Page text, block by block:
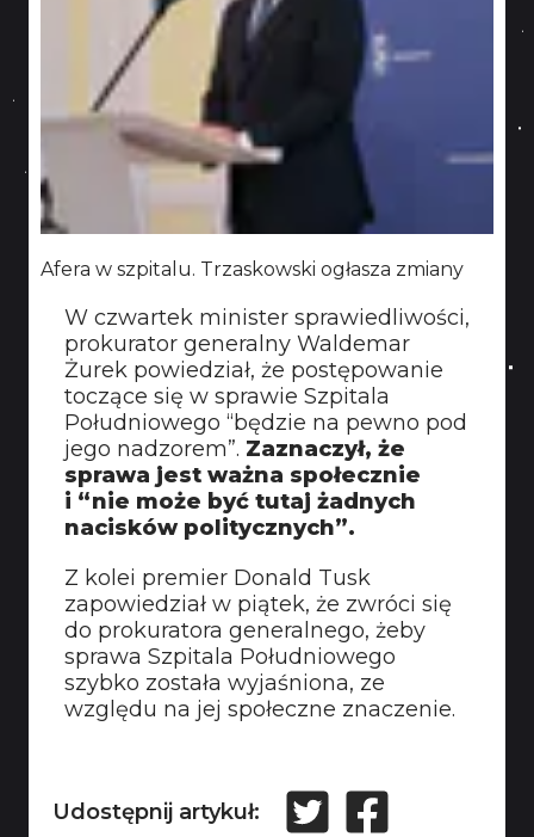
Afera w szpitalu. Trzaskowski ogłasza zmiany
W czwartek minister sprawiedliwości,
prokurator generalny Waldemar
Żurek powiedział, że postępowanie
toczące się w sprawie Szpitala
Południowego “będzie na pewno pod
jego nadzorem”. Zaznaczył, że
sprawa jest ważna społecznie
i “nie może być tutaj żadnych
nacisków politycznych”.
Z kolei premier Donald Tusk
zapowiedział w piątek, że zwróci się
do prokuratora generalnego, żeby
sprawa Szpitala Południowego
szybko została wyjaśniona, ze
względu na jej społeczne znaczenie.
Udostępnij artykuł: